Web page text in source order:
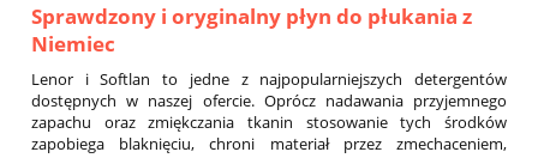
Sprawdzony i oryginalny płyn do płukania z
Niemiec
Lenor i Softlan to jedne z najpopularniejszych detergentów
dostępnych w naszej ofercie. Oprócz nadawania przyjemnego
zapachu oraz zmiękczania tkanin stosowanie tych środków
zapobiega blaknięciu, chroni materiał przez zmechaceniem,